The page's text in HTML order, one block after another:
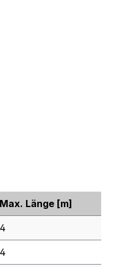
Max. Länge [m]
4
4